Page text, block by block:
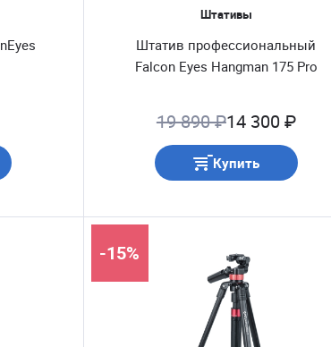
Штативы
Штатив профессиональный
Falcon Eyes Hangman 175 Pro
19 890 ₽14 300 ₽
Купить
-15%